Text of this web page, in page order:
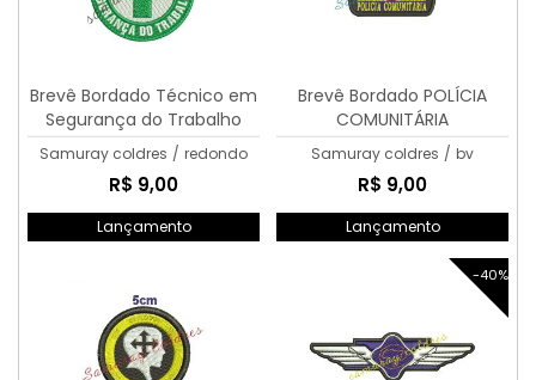
Brevê Bordado Técnico em
Segurança do Trabalho
Samuray coldres / redondo
R$ 9,00
Lançamento
Brevê Bordado POLÍCIA
COMUNITÁRIA
Samuray coldres / bv
R$ 9,00
Lançamento
-40%